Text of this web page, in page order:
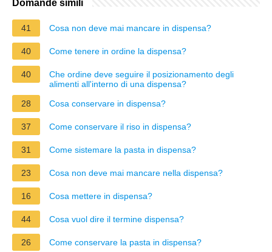
Domande simili
41 Cosa non deve mai mancare in dispensa?
40 Come tenere in ordine la dispensa?
40
Che ordine deve seguire il posizionamento degli
alimenti all'interno di una dispensa?
28
Cosa conservare in dispensa?
37 Come conservare il riso in dispensa?
31 Come sistemare la pasta in dispensa?
23 Cosa non deve mai mancare nella dispensa?
16 Cosa mettere in dispensa?
44 Cosa vuol dire il termine dispensa?
26 Come conservare la pasta in dispensa?